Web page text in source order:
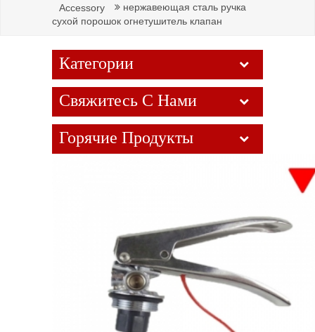
Accessory
нержавеющая сталь ручка
сухой порошок огнетушитель клапан
Категории
Свяжитесь С Нами
Горячие Продукты